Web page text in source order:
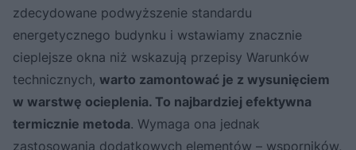
zdecydowane podwyższenie standardu
energetycznego budynku i wstawiamy znacznie
cieplejsze okna niż wskazują przepisy Warunków
technicznych, warto zamontować je z wysunięciem
w warstwę ocieplenia. To najbardziej efektywna
termicznie metoda. Wymaga ona jednak
zastosowania dodatkowych elementów – wsporników,